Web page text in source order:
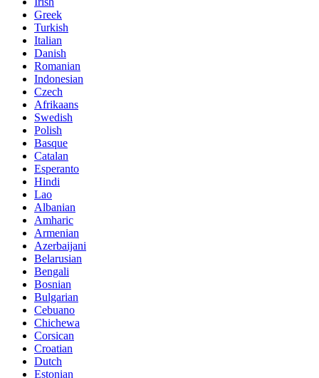
Greek
Turkish
Italian
Danish
Romanian
Indonesian
Czech
Afrikaans
Swedish
Polish
Basque
Catalan
Esperanto
Hindi
Lao
Albanian
Amharic
Armenian
Azerbaijani
Belarusian
Bengali
Bosnian
Bulgarian
Cebuano
Chichewa
Corsican
Croatian
Dutch
Estonian